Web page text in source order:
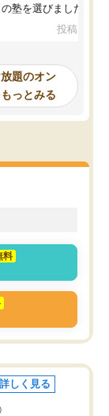
塾を選びました。
投稿日：
題のオン
っとみる
料
詳しく見る